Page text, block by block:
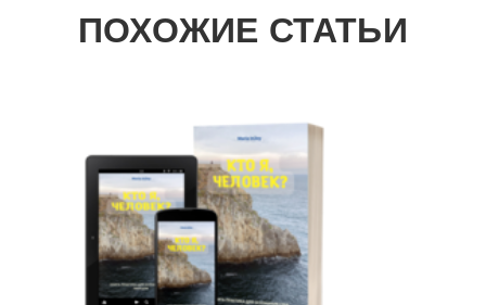
ПОХОЖИЕ СТАТЬИ